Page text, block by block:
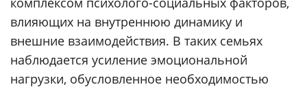
влияющих на внутреннюю динамику и
внешние взаимодействия. В таких семьях
наблюдается усиление эмоциональной
нагрузки, обусловленное необходимостью